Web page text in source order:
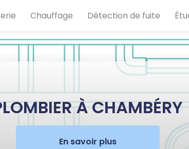
Chauffage Détection de fuite
À CHAMBÉRY
En savoir plus